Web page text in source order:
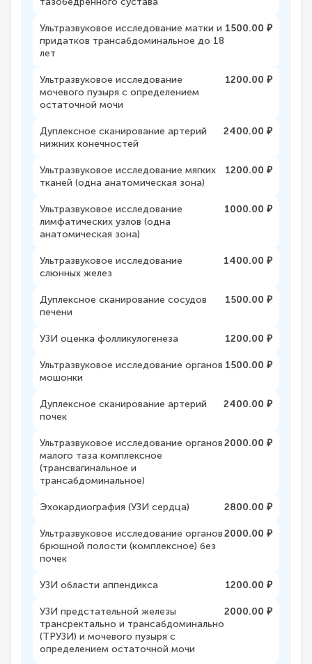
Ультразвуковое исследование матки и
придатков трансабдоминальное до 18
лет
1500.00 ₽
Ультразвуковое исследование
мочевого пузыря с определением
остаточной мочи
1200.00 ₽
Дуплексное сканирование артерий
нижних конечностей
2400.00 ₽
Ультразвуковое исследование мягких
тканей (одна анатомическая зона)
1200.00 ₽
Ультразвуковое исследование
лимфатических узлов (одна
анатомическая зона)
1000.00 ₽
Ультразвуковое исследование
слюнных желез
1400.00 ₽
Дуплексное сканирование сосудов
печени
1500.00 ₽
УЗИ оценка фолликулогенеза 1200.00 ₽
Ультразвуковое исследование органов
мошонки
1500.00 ₽
Дуплексное сканирование артерий
почек
2400.00 ₽
Ультразвуковое исследование органов
малого таза комплексное
(трансвагинальное и
трансабдоминальное)
2000.00 ₽
Эхокардиография (УЗИ сердца) 2800.00 ₽
Ультразвуковое исследование органов
брюшной полости (комплексное) без
почек
2000.00 ₽
УЗИ области аппендикса 1200.00 ₽
УЗИ предстательной железы
трансректально и трансабдоминально
(ТРУЗИ) и мочевого пузыря с
определением остаточной мочи
2000.00 ₽